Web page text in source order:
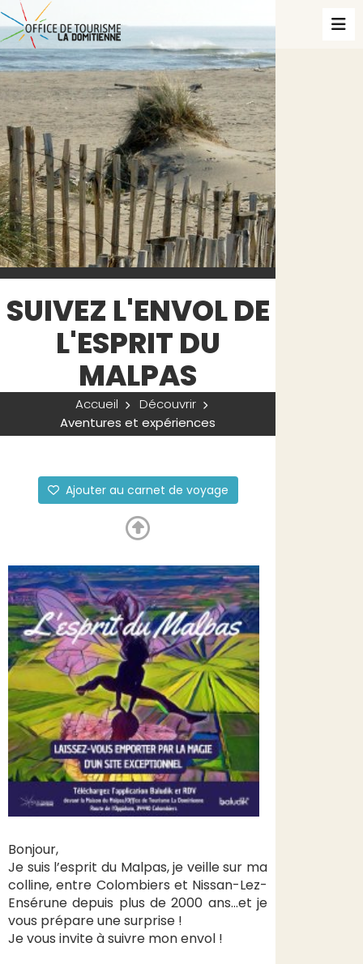
SUIVEZ L'ENVOL DE
L'ESPRIT DU
MALPAS
Accueil
Découvrir
Aventures et expériences
Ajouter au carnet de voyage
Bonjour,
Je suis l’esprit du Malpas, je veille sur ma
colline, entre Colombiers et Nissan-Lez-
Ensérune depuis plus de 2000 ans…et je
vous prépare une surprise !
Je vous invite à suivre mon envol !